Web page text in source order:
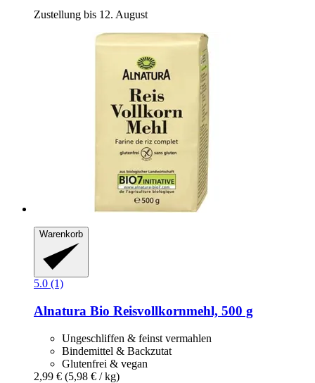
Zustellung bis 12. August
Warenkorb
5.0 (1)
Alnatura Bio Reisvollkornmehl, 500 g
Ungeschliffen & feinst vermahlen
Bindemittel & Backzutat
Glutenfrei & vegan
2,99 € (5,98 € / kg)